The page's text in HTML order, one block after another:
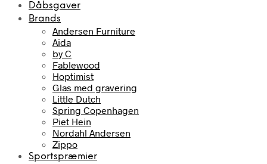
Dåbsgaver
Brands
Andersen Furniture
Aida
by C
Fablewood
Hoptimist
Glas med gravering
Little Dutch
Spring Copenhagen
Piet Hein
Nordahl Andersen
Zippo
Sportspræmier